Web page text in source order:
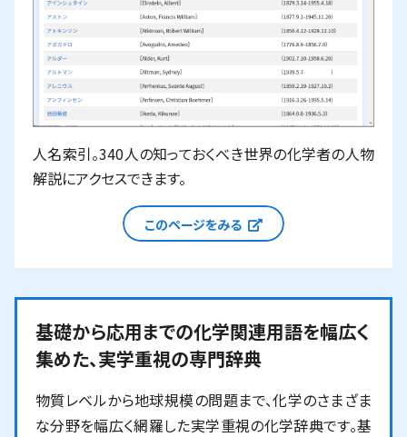
人名索引。340人の知っておくべき世界の化学者の人物
解説にアクセスできます。
このページをみる 新しいウィンドウで
基礎から応用までの化学関連用語を幅広く
集めた、実学重視の専門辞典
物質レベルから地球規模の問題まで、化学のさまざま
な分野を幅広く網羅した実学重視の化学辞典です。基